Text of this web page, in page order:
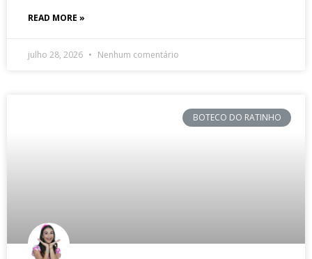
READ MORE »
julho 28, 2026 Nenhum comentário
BOTECO DO RATINHO